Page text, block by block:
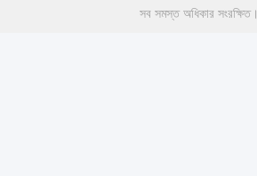
সব সমস্ত অধিকার সংরক্ষিত।